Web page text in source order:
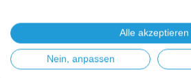
Fronius + BYD
GoodWe
GoodWe + GoodWe
GoodWe + BYD
Alle akzeptieren
Nein, anpassen